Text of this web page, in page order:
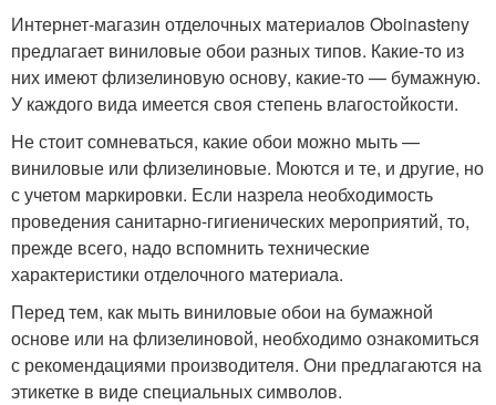
Интернет-магазин отделочных материалов Oboinasteny
предлагает виниловые обои разных типов. Какие-то из
них имеют флизелиновую основу, какие-то — бумажную.
У каждого вида имеется своя степень влагостойкости.
Не стоит сомневаться, какие обои можно мыть —
виниловые или флизелиновые. Моются и те, и другие, но
с учетом маркировки. Если назрела необходимость
проведения санитарно-гигиенических мероприятий, то,
прежде всего, надо вспомнить технические
характеристики отделочного материала.
Перед тем, как мыть виниловые обои на бумажной
основе или на флизелиновой, необходимо ознакомиться
с рекомендациями производителя. Они предлагаются на
этикетке в виде специальных символов.